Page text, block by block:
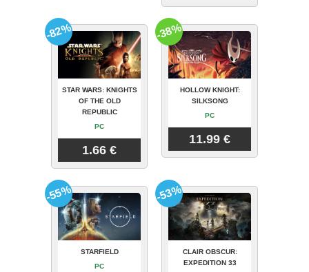
STAR WARS: KNIGHTS
OF THE OLD
REPUBLIC
PC
1.66 €
-82%
HOLLOW KNIGHT:
SILKSONG
PC
11.99 €
-38%
STARFIELD
PC
-55%
CLAIR OBSCUR:
EXPEDITION 33
-53%